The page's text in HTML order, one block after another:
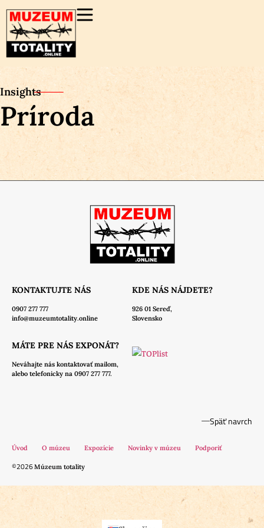
Insights
Príroda
KONTAKTUJTE NÁS
0907 277 777
info@muzeumtotality.online
KDE NÁS NÁJDETE?
926 01 Sereď,
Slovensko
MÁTE PRE NÁS EXPONÁT?
Neváhajte nás kontaktovať mailom,
alebo telefonicky na 0907 277 777.
Späť navrch
Úvod O múzeu Expozície Novinky v múzeu Podporiť
©2026Múzeum totality